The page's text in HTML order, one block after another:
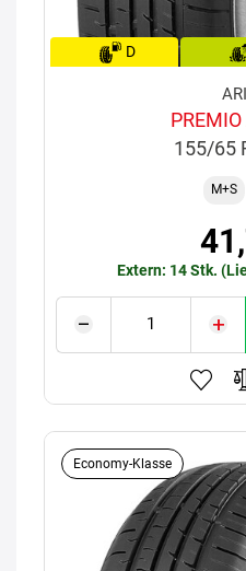
D
155/65
M+S
Extern: 14 Stk.
Economy-Klasse